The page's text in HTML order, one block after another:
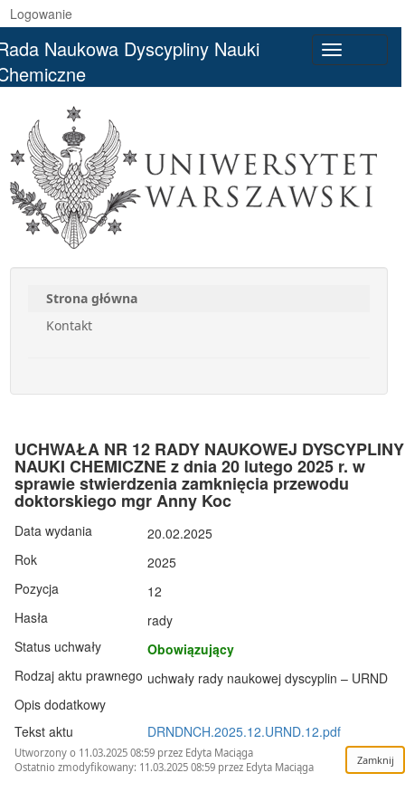
Logowanie
Naukowa Dyscypliny Nauki
Strona główna
Kontakt
UCHWAŁA NR 12 RADY NAUKOWEJ DYSCYPLINY
NAUKI CHEMICZNE z dnia 20 lutego 2025 r. w
sprawie stwierdzenia zamknięcia przewodu
doktorskiego mgr Anny Koc
Data wydania
20.02.2025
Rok
2025
Pozycja
12
Hasła
rady
Status uchwały
Obowiązujący
Rodzaj aktu prawnego uchwały rady naukowej dyscyplin – URND
Opis dodatkowy
Tekst aktu
DRNDNCH.2025.12.URND.12.pdf
Utworzony o 11.03.2025 08:59 przez Edyta Maciąga
Ostatnio zmodyfikowany: 11.03.2025 08:59 przez Edyta Maciąga